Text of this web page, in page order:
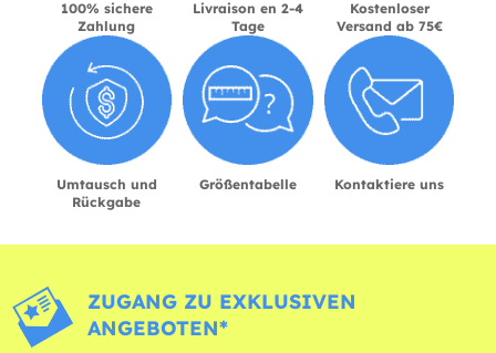
100% sichere
Zahlung
Livraison en 2-4
Tage
Kostenloser
Versand ab 75€
Umtausch und
Rückgabe
Größentabelle Kontaktiere uns
ZUGANG ZU EXKLUSIVEN
ANGEBOTEN*